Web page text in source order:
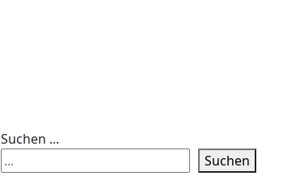
Suchen ...
Suchen